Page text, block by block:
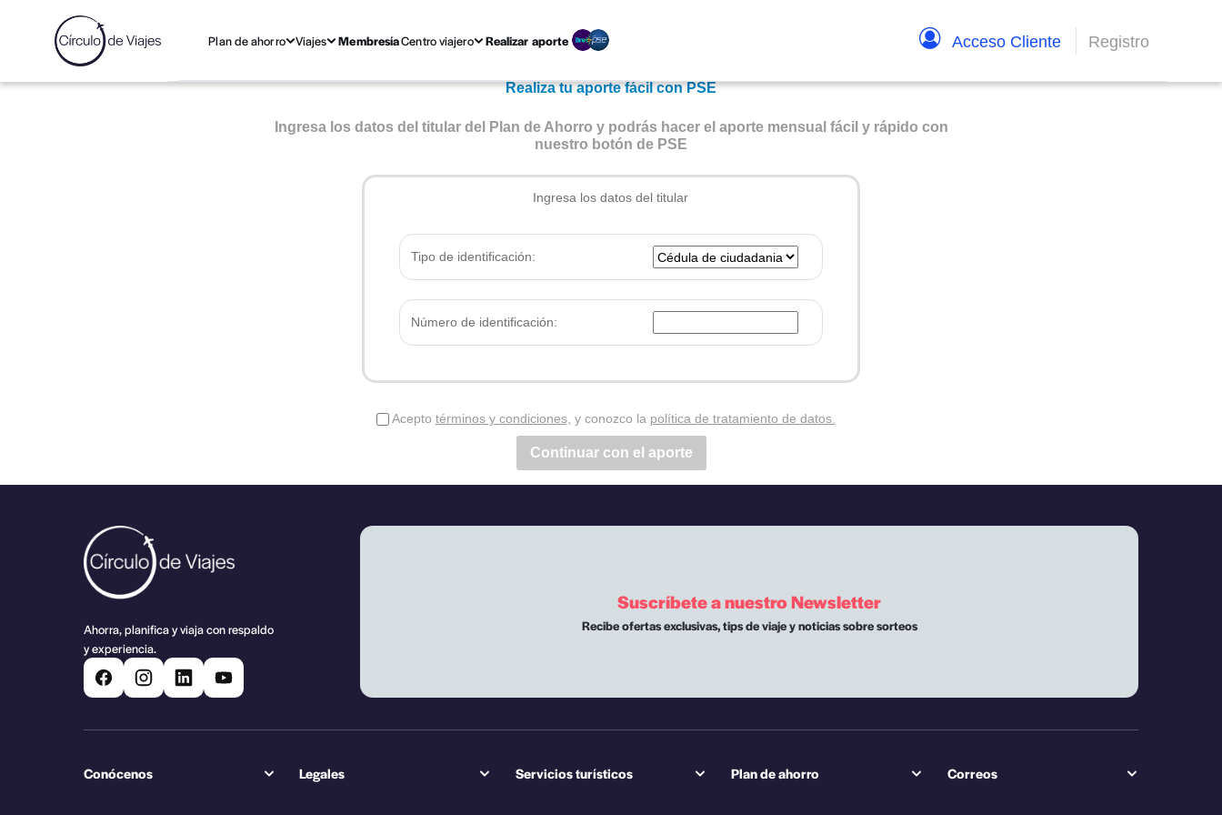
Plan de ahorro Viajes MembresíaCentro viajero Realizar aporte Acceso Cliente Registro
Realiza tu aporte fácil con PSE
Ingresa los datos del titular del Plan de Ahorro y podrás hacer el aporte mensual fácil y rápido con
nuestro botón de PSE
Ingresa los datos del titular
Tipo de identificación:
Número de identificación:
Acepto términos y condiciones, y conozco la política de tratamiento de datos.
Continuar con el aporte
Ahorra, planifica y viaja con respaldo
y experiencia.
Suscríbete a nuestro Newsletter
Recibe ofertas exclusivas, tips de viaje y noticias sobre sorteos
Conócenos Legales Servicios turísticos Plan de ahorro Correos